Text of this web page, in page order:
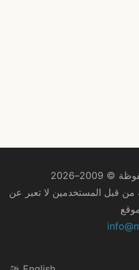
من قبل المستخدمين لا تعبر عن